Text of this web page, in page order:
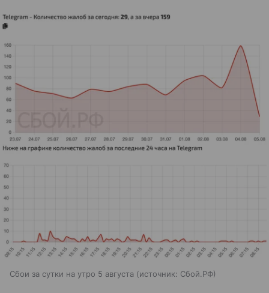
Сбои за сутки на утро 5 августа источник: Сбой.РФ